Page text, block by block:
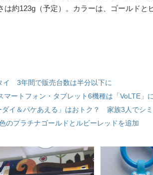
約123g（予定）。カラーは、ゴールドと
イ 3年間で販売台数は半分以下に
マートフォン・タブレット6機種は「VoLTE」
ダイ＆パケあえる」はおトク？ 家族3人でシミ
のプラチナゴールドとルビーレッドを追加